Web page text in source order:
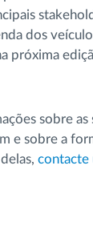
dos
próxima
sobre
e sobre a
contacte